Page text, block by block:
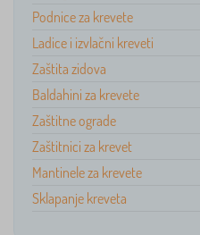
Podnice za krevete
Ladice i izvlačni kreveti
Zaštita zidova
Baldahini za krevete
Zaštitne ograde
Zaštitnici za krevet
Mantinele za krevete
Sklapanje kreveta